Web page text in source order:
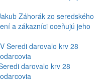
Záhorák zo seredského
a zákazníci oceňujú jeho
darovalo krv 28